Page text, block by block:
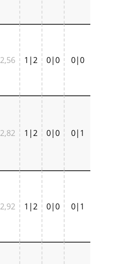
2,56 1|2 0|0 0|0
2,82 1|2 0|0 0|1
2,92 1|2 0|0 0|1